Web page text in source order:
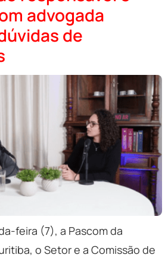
advogada
de
feira (7), a Pascom da
o Setor e a Comissão de